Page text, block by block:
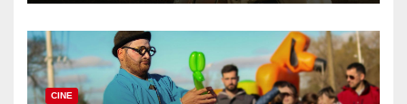
CINE